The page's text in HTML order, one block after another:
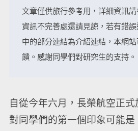
文章僅供旅行參考用，詳細資訊請
資訊不完善處還請見諒，若有錯
中的部分連結為介紹連結，本網
饋。感謝同學們對研究生的支持。
自從今年六月，長榮航空正式
對同學們的第一個印象可能